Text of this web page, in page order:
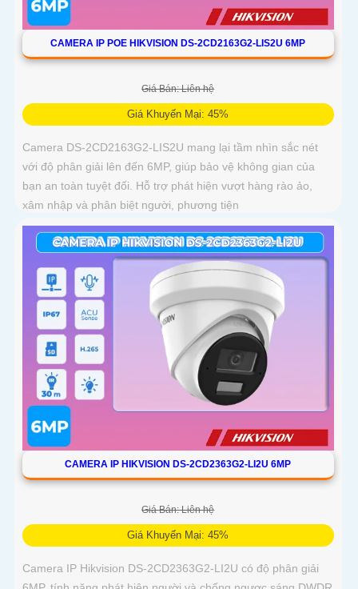
CAMERA IP POE HIKVISION DS-2CD2163G2-LIS2U 6MP
Giá Bán: Liên hệ
Giá Khuyến Mại: 45%
Camera DS-2CD2163G2-LIS2U mang lại tầm nhìn sắc nét
với độ phân giải lên đến 6MP, giúp bảo vệ không gian của
bạn an toàn tuyệt đối. Hỗ trợ phát hiện vượt hàng rào ảo,
xâm nhập và phân biệt người, phương tiện
CAMERA IP HIKVISION DS-2CD2363G2-LI2U 6MP
Giá Bán: Liên hệ
Giá Khuyến Mại: 45%
Camera IP Hikvision DS-2CD2363G2-LI2U có độ phân giải